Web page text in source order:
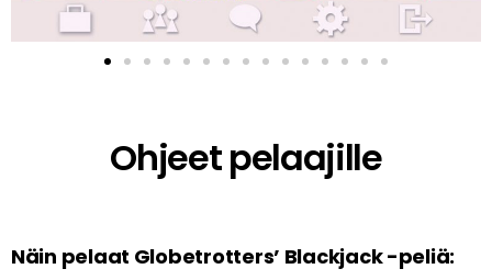
Ohjeet pelaajille
Näin pelaat Globetrotters’ Blackjack -peliä: